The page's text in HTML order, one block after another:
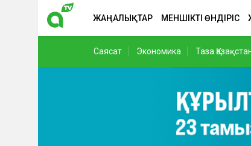
ЖАҢАЛЫҚТАР МЕНШІКТІ ӨНДІРІС
Саясат Экономика Таза